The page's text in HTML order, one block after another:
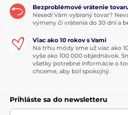
Bezproblémové vrátenie
Nesedí Vám vybraný tovar?
výmeny či vrátenia do 30 dní a
Viac ako 10 rokov s Vami
Na trhu módy sme už viac ako
vyše ako 100 000 objednávok.
všetky potrebné informácie o
chceme, aby bol spokojný.
Prihláste sa do newsletteru